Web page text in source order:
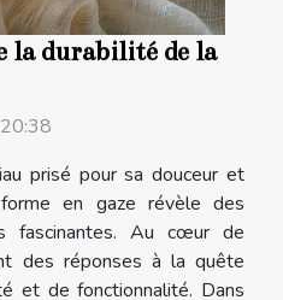
la durabilité de la
prisé pour sa douceur et
en gaze révèle des
fascinantes. Au cœur de
des réponses à la quête
et de fonctionnalité. Dans